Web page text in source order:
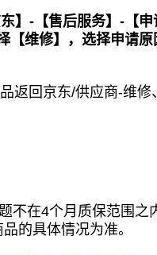
】-【售后服务】-【
【维修】，选择申请
返回京东/供应商-维修
不在4个月质保范围之
的具体情况为准。